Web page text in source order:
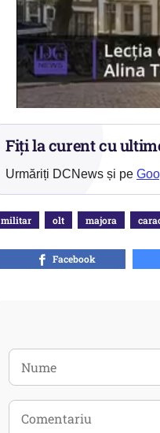
Fiți la curent cu
Urmăriți DCNews și pe
militar olt majora
Facebook